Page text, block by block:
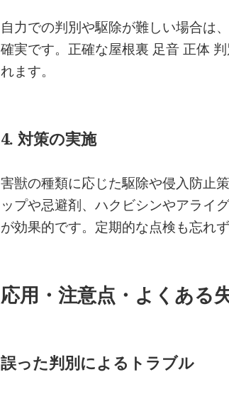
自力での判別や駆除が難しい場合は
確実です。正確な屋根裏 足音 正体
れます。
4. 対策の実施
害獣の種類に応じた駆除や侵入防止
ップや忌避剤、ハクビシンやアライ
が効果的です。定期的な点検も忘れ
応用・注意点・よくある
誤った判別によるトラブル